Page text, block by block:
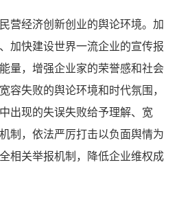
营经济创新创业的舆论环境。加
加快建设世界一流企业的宣传报
量，增强企业家的荣誉感和社会
容失败的舆论环境和时代氛围，
出现的失误失败给予理解、宽
制，依法严厉打击以负面舆情为
相关举报机制，降低企业维权成